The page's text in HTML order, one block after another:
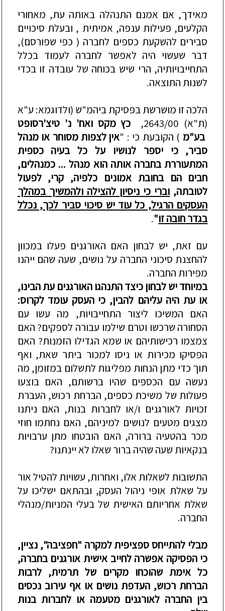
מאידך, אם אמנם התנהלה באותה עת, מאחורי
הקלעים, פעילות ענפה, אמיתית , ובעלת סיכויים
סבירים להשקעת כספים לחברה ( כפי שפורסם),
דבר שעשוי היה לאפשר לחברה לעמוד בכלל
התחייבויותיה, הרי שיש בכוחה של עובדה זו בכדי
לשנות התוצאה.
הלכה זו מושרשת בפסיקת ביהמ"ש (ולדוגמא: ע"א
(ת"א) 2643/00,
כץ מקס ואח' נ' טיצ'רסופט
בע"מ ) הקובעת כי : "אין לצפות מסוחר או מנהל
סביר, כי יספר לנושיו על כל בעיה כספית
המתעוררת בחברה אותה הוא מנהל ... כמנהלים,
חבים הם בחובת אמונים כלפיה, קרי, לפעול
לטובתה, וברי כי ניסיון להצילה ולהמשיך במהלך
העסקים הרגיל, כל עוד יש סיכוי סביר לכך, נכלל
בגדרחובה זו"
.
עם זאת, יש לבחון האם האורגנים פעלו במכוון
להחצנת סיכוני החברה על נושים, שעה שהם ייהנו
מפירות החברה.
במיוחדיש לבחוןכיצד התנהגו האורגנים עת הבינו,
או עת היה עליהם להבין, כי העסק עומד לקרוס:
האם המשיכו ליצור התחייבויות, מה עשו עם
הסחורה שרכשו וטרם שילמו עבורה לספקים? האם
צמצמו רכישותיהם או שמא הגדילו הזמנות? האם
הפסיקו מכירות או ניסו למכור ביתר שאת, ואף
תוך כדי מתן הנחות מפליגות לתשלום במזומן, מה
נעשה עם הכספים שהיו ברשותם, האם בוצעו
פעולות של משיכת כספים, הברחת רכוש, העברת
זכויות לאורגנים ו/או לחברות בנות, האם ניתנו
מצגים מטעים לנושים למיניהם, האם נחתמו חוזי
מכר בהטעיה ברורה, האם הובטחו מתן ערבויות
בנקאיות שעה שהיה ברור שאלו לא יינתנו?
התשובות לשאלות אלו, ואחרות, עשויות להטיל אור
על שאלת אופי ניהול העסק, ובהתאם ישליכו על
שאלת אחריותם האישית של בעלי המניות/מנהלי
החברה.
מבלי להתייחס ספציפית למקרה "חפציבה",נציין,
כי הפסיקה אפשרהלחייב אישית אורגנים בחברה,
כל אימת שהוכחו מקרים של תרמית, לרבות
הברחת רכוש, העדפת נושים או אף עירוב נכסים
בין החברה לאורגנים מטעמה או לחברות בנות